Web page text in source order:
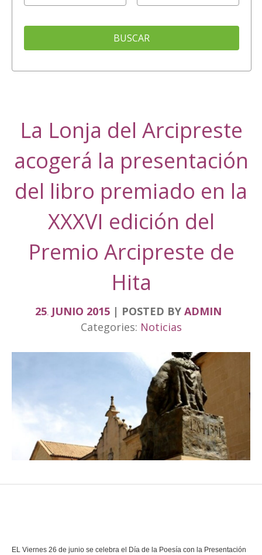
BUSCAR
La Lonja del Arcipreste
acogerá la presentación
del libro premiado en la
XXXVI edición del
Premio Arcipreste de
Hita
25. JUNIO 2015 POSTED BY ADMIN
Categories: Noticias
EL Viernes 26 de junio se celebra el Día de la Poesía con la Presentación